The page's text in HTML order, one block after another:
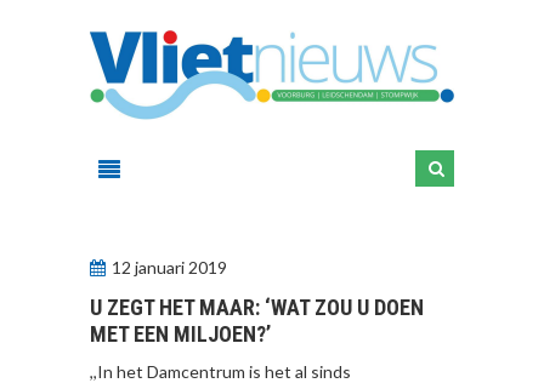
12 januari 2019
U ZEGT HET MAAR: ‘WAT ZOU U DOEN
MET EEN MILJOEN?’
,,In het Damcentrum is het al sinds